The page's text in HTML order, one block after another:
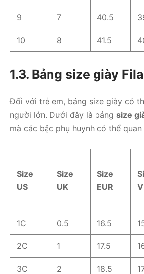
9 7 40.5
10 8 41.5
1.3. Bảng size giày
Đối với trẻ em, bảng size giày có
người lớn. Dưới đây là bảng size
mà các bậc phụ huynh có thể quan
Size
US
Size
UK
Size
EUR
1C 0.5 16.5
2C 1 17.5
3C 2 18.5